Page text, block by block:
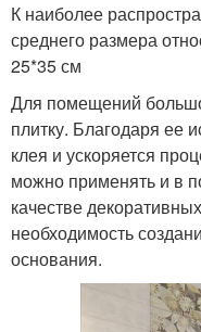
К наиболее
среднего размера
25*35 см
Для помещений
плитку. Благодаря ее
клея и ускоряется
можно применять и в
качестве
необходимость
основания.